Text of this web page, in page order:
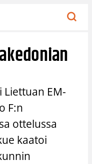
EM-
F:n
ottelussa
kaatoi